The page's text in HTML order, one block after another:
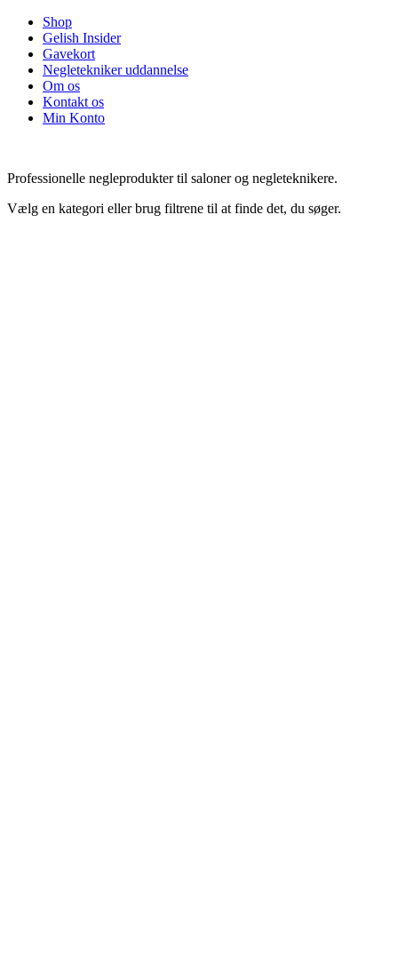
Shop
Gelish Insider
Gavekort
Negletekniker uddannelse
Om os
Kontakt os
Min Konto
Professionelle negleprodukter til saloner og negleteknikere.
Vælg en kategori eller brug filtrene til at finde det, du søger.